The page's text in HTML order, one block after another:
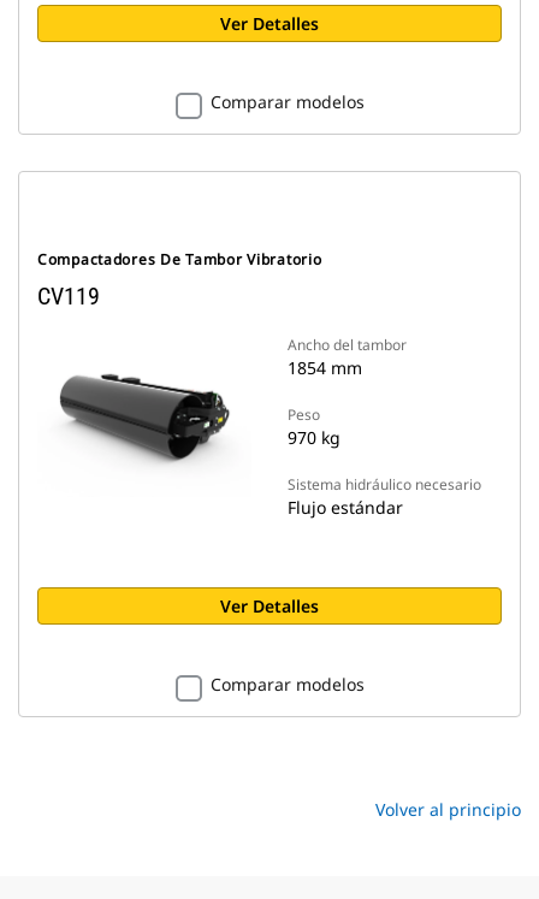
Ver Detalles
Comparar modelos
Compactadores De Tambor Vibratorio
CV119
Ancho del tambor
1854 mm
Peso
970 kg
Sistema hidráulico necesario
Flujo estándar
Ver Detalles
Comparar modelos
Volver al principio